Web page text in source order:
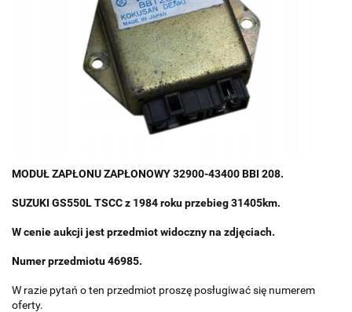
MODUŁ ZAPŁONU ZAPŁONOWY 32900-43400 BBI 208.
SUZUKI GS550L TSCC z 1984 roku przebieg 31405km.
W cenie aukcji jest przedmiot widoczny na zdjęciach.
Numer przedmiotu 46985.
W razie pytań o ten przedmiot proszę posługiwać się numerem
oferty.